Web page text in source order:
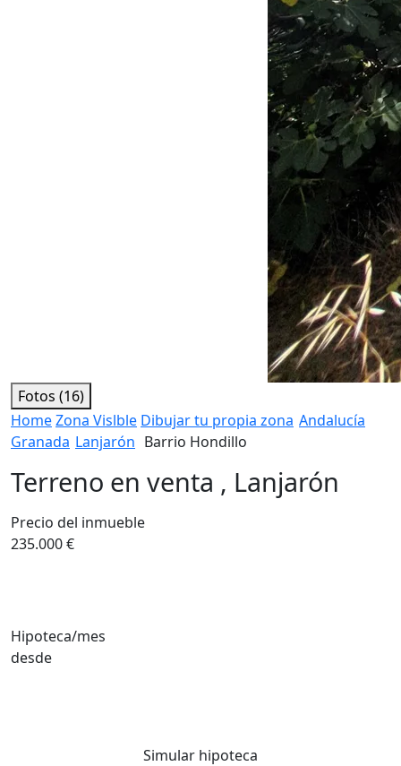
Fotos (16)
HomeZona Vislble Dibujar tu propia zona Andalucía
Granada Lanjarón Barrio Hondillo
Terreno en venta , Lanjarón
Precio del inmueble
235.000 €
Hipoteca/mes
desde
Simular hipoteca